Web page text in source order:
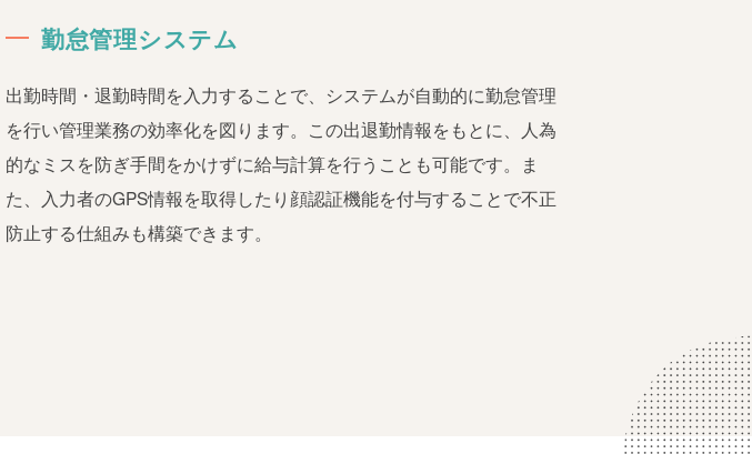
勤怠管理システム
出勤時間・退勤時間を入力することで、システムが自動的に勤怠管理
を行い管理業務の効率化を図ります。この出退勤情報をもとに、人為
的なミスを防ぎ手間をかけずに給与計算を行うことも可能です。ま
た、入力者のGPS情報を取得したり顔認証機能を付与することで不正
防止する仕組みも構築できます。